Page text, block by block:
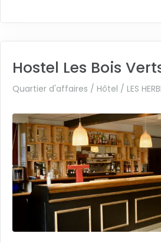
Hostel Les Bois
Quartier d'affaires / Hôtel / LES